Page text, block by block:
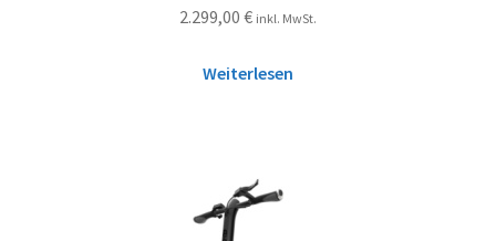
2.299,00 € inkl. MwSt.
Weiterlesen